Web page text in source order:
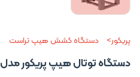
پریکور دستگاه کشش هیپ تراست
دستگاه توتال هیپ پریکور مدل 609